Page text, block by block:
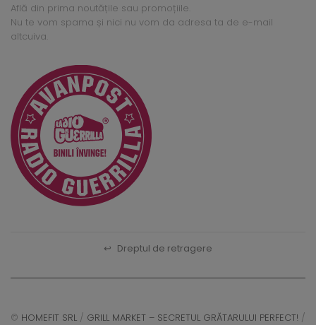
Află din prima noutățile sau promoțiile.
Nu te vom spama și nici nu vom da adresa ta de e-mail
altcuiva.
↩ Dreptul de retragere
© HOMEFIT SRL / GRILL MARKET – SECRETUL GRĂTARULUI PERFECT! /